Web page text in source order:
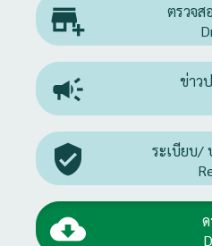

ตรวจส

ข่าว

ระเบียบ/
